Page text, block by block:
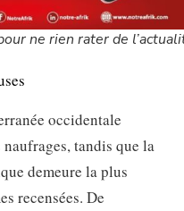
ne rien rater de
occidentale
tandis que la
demeure la plus
recensées. De